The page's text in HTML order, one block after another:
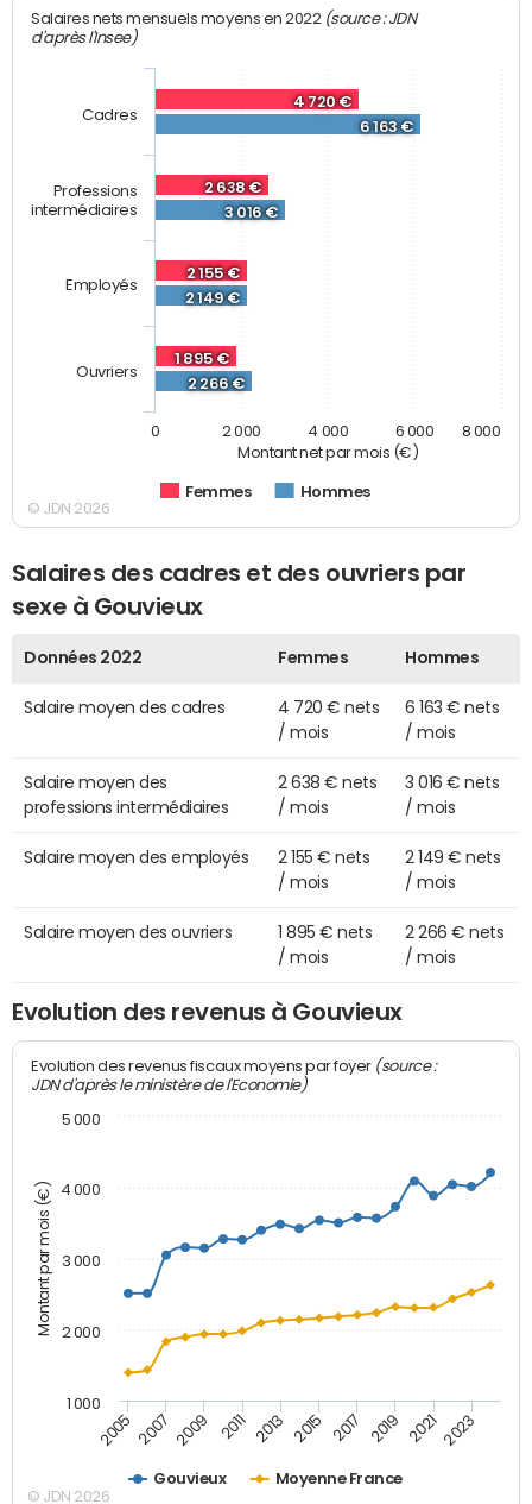
Montant net par mois (€)
Salaires nets mensuels moyens en 2022 (source : JDN
d'après l'Insee)
4 720 €
2 638 €
2 155 €
1 895 €
6 163 €
3 016 €
2 149 €
2 266 €
Femmes Hommes
Cadres
Professions
intermédiaires
Employés
Ouvriers
0 2 000 4 000 6 000 8 000
© JDN 2026
Salaires des cadres et des ouvriers par
sexe à Gouvieux
Données 2022 Femmes Hommes
Salaire moyen des cadres
4 720 € nets
/ mois
6 163 € nets
/ mois
Salaire moyen des
professions intermédiaires
2 638 € nets
/ mois
3 016 € nets
/ mois
Salaire moyen des employés
2 155 € nets
/ mois
2 149 € nets
/ mois
Salaire moyen des ouvriers
1 895 € nets
/ mois
2 266 € nets
/ mois
Evolution des revenus à Gouvieux
Montant par mois (€)
Evolution des revenus fiscaux moyens par foyer (source :
JDN d'après le ministère de l'Economie)
Gouvieux Moyenne France
2005 2007 2009 2011 2013 2015 2017 2019 2021 2023
1 000
2 000
3 000
4 000
5 000
© JDN 2026